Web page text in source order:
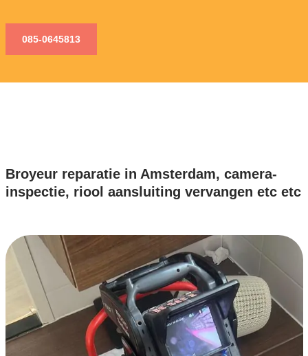
085-0645813
Broyeur reparatie in Amsterdam, camera-
inspectie, riool aansluiting vervangen etc etc